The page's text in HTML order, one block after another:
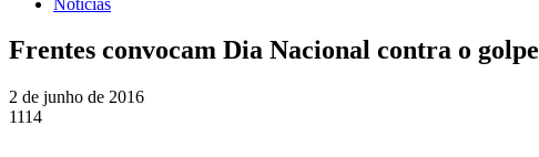
Frentes convocam Dia Nacional contra o golpe
2 de junho de 2016
1114